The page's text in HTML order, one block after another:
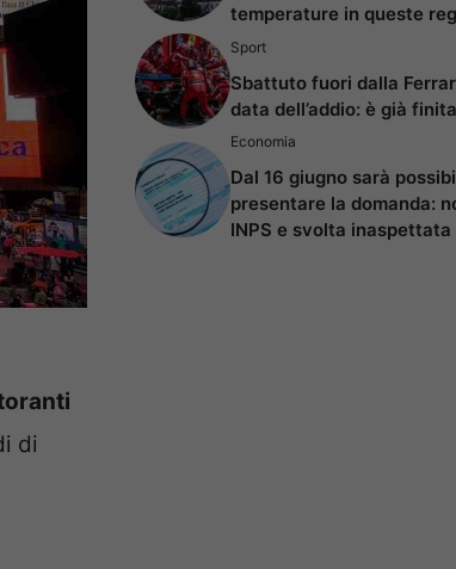
di
temperature in queste
Sport
Sbattuto fuori dalla
data dell’addio: è già finita
Economia
Dal 16 giugno sarà
presentare la domanda:
INPS e svolta inaspettata